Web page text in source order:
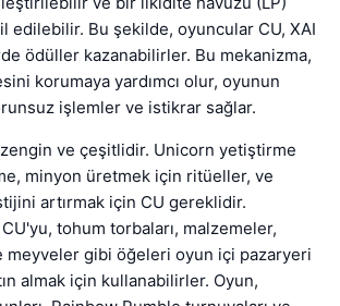
edilebilir. Bu şekilde, oyuncular CU, XAI
ödüller kazanabilirler. Bu mekanizma,
korumaya yardımcı olur, oyunun
işlemler ve istikrar sağlar.
zengin ve çeşitlidir. Unicorn yetiştirme
minyon üretmek için ritüeller, ve
artırmak için CU gereklidir.
tohum torbaları, malzemeler,
gibi öğeleri oyun içi pazaryeri
almak için kullanabilirler. Oyun,